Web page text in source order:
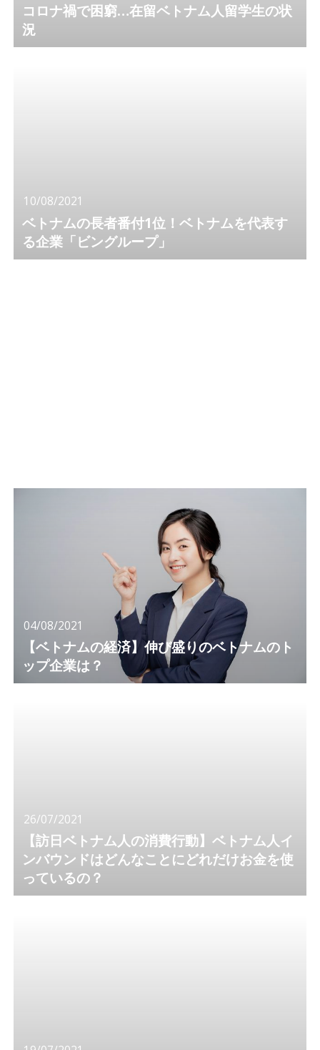
コロナ禍で困窮…在留ベトナム人留学生の状
況
10/08/2021
ベトナムの長者番付1位！ベトナムを代表す
る企業「ビングループ」
04/08/2021
【ベトナムの経済】伸び盛りのベトナムのト
ップ企業は？
26/07/2021
【訪日ベトナム人の消費行動】ベトナム人イ
ンバウンドはどんなことにどれだけお金を使
っているの？